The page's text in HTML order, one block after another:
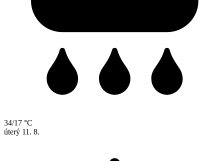
34/17 °C
úterý 11. 8.